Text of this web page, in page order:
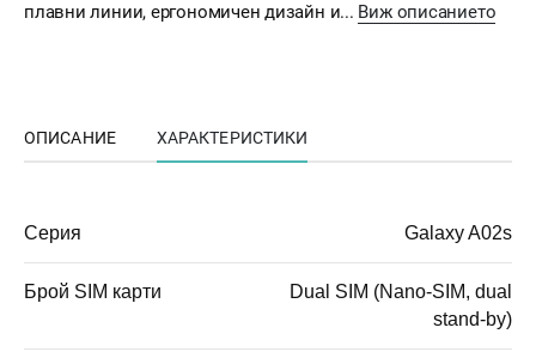
плавни линии, ергономичен дизайн и... Виж описанието
ОПИСАНИЕ ХАРАКТЕРИСТИКИ
Серия Galaxy A02s
Брой SIM карти
Dual SIM (Nano-SIM, dual
stand-by)